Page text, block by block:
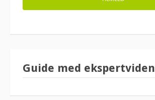
Guide med ekspertviden